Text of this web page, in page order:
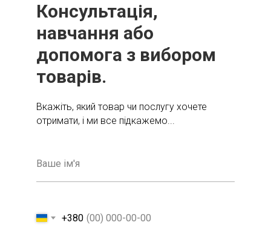
Консультація,
навчання або
допомога з вибором
товарів.
Вкажіть, який товар чи послугу хочете
отримати, і ми все підкажемо...
+380